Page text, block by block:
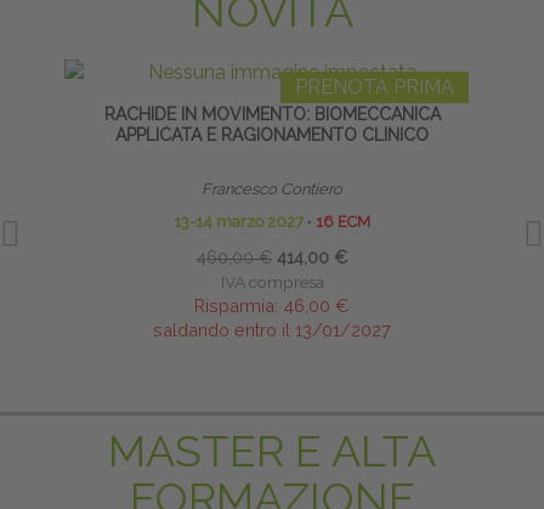
NOVITÀ
PRENOTA PRIMA
RACHIDE IN MOVIMENTO: BIOMECCANICA
APPLICATA E RAGIONAMENTO CLINICO
Francesco Contiero
13-14 marzo 2027 ∙ 16 ECM
460,00 € 414,00 €
IVA compresa
Risparmia: 46,00 €
saldando entro il 13/01/2027
MASTER E ALTA
FORMAZIONE